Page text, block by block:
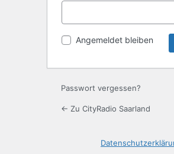
Angemeldet bleiben
Passwort vergessen?
← Zu CityRadio Saarland